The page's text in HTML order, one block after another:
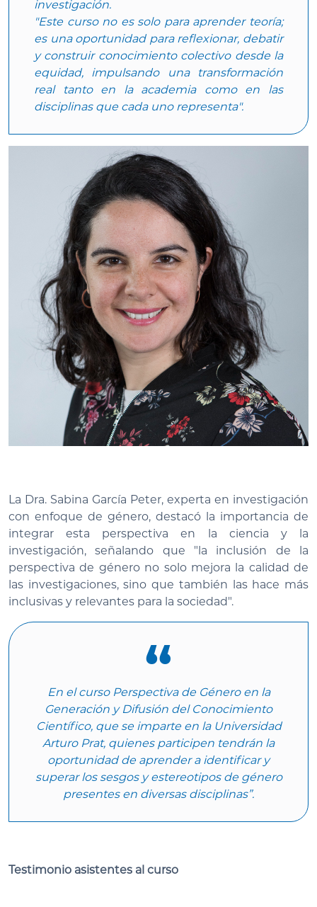
investigación.
"Este curso no es solo para aprender teoría;
es una oportunidad para reflexionar, debatir
y construir conocimiento colectivo desde la
equidad, impulsando una transformación
real tanto en la academia como en las
disciplinas que cada uno representa".
La Dra. Sabina García Peter, experta en investigación
con enfoque de género, destacó la importancia de
integrar esta perspectiva en la ciencia y la
investigación, señalando que "la inclusión de la
perspectiva de género no solo mejora la calidad de
las investigaciones, sino que también las hace más
inclusivas y relevantes para la sociedad".
En el curso Perspectiva de Género en la
Generación y Difusión del Conocimiento
Científico, que se imparte en la Universidad
Arturo Prat, quienes participen tendrán la
oportunidad de aprender a identificar y
superar los sesgos y estereotipos de género
presentes en diversas disciplinas”.
Testimonio asistentes al curso